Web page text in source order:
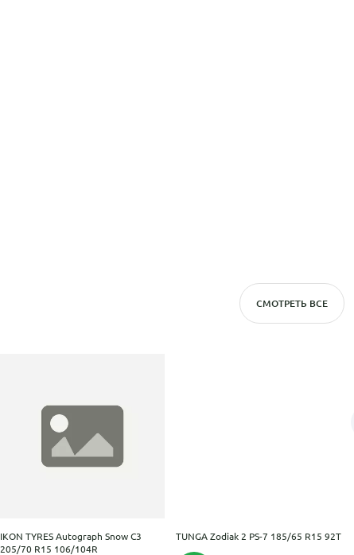
СМОТРЕТЬ ВСЕ
IKON TYRES Autograph Snow C3
205/70 R15 106/104R
TUNGA Zodiak 2 PS-7 185/65 R15 92T